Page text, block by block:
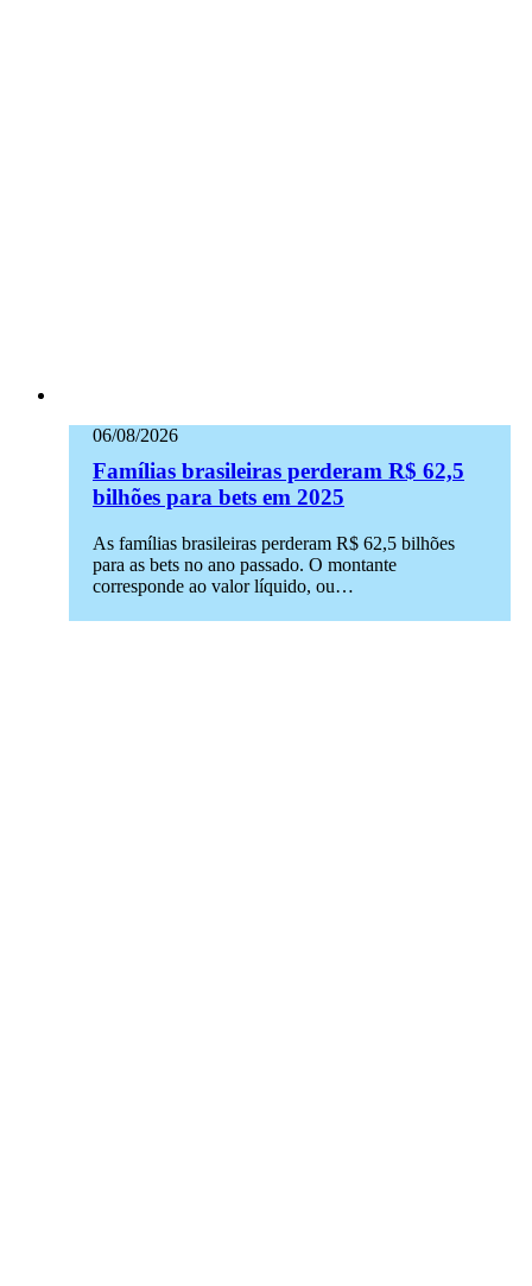
06/08/2026
Famílias brasileiras perderam R$ 62,5
bilhões para bets em 2025
As famílias brasileiras perderam R$ 62,5 bilhões
para as bets no ano passado. O montante
corresponde ao valor líquido, ou…